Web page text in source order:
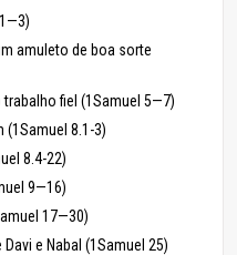
amuleto de boa sorte
fiel (1Samuel 5—7)
(1Samuel 8.1-3)
8.4-22)
9—16)
17—30)
e Nabal (1Samuel 25)